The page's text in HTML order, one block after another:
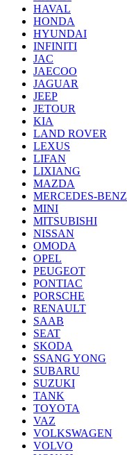
HAVAL
HONDA
HYUNDAI
INFINITI
JAC
JAECOO
JAGUAR
JEEP
JETOUR
KIA
LAND ROVER
LEXUS
LIFAN
LIXIANG
MAZDA
MERCEDES-BENZ
MINI
MITSUBISHI
NISSAN
OMODA
OPEL
PEUGEOT
PONTIAC
PORSCHE
RENAULT
SAAB
SEAT
SKODA
SSANG YONG
SUBARU
SUZUKI
TANK
TOYOTA
VAZ
VOLKSWAGEN
VOLVO